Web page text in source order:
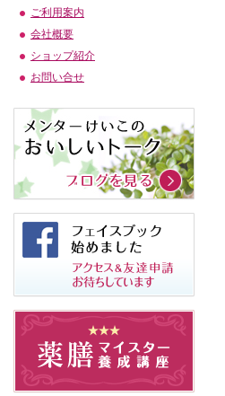
ご利用案内
会社概要
ショップ紹介
お問い合せ